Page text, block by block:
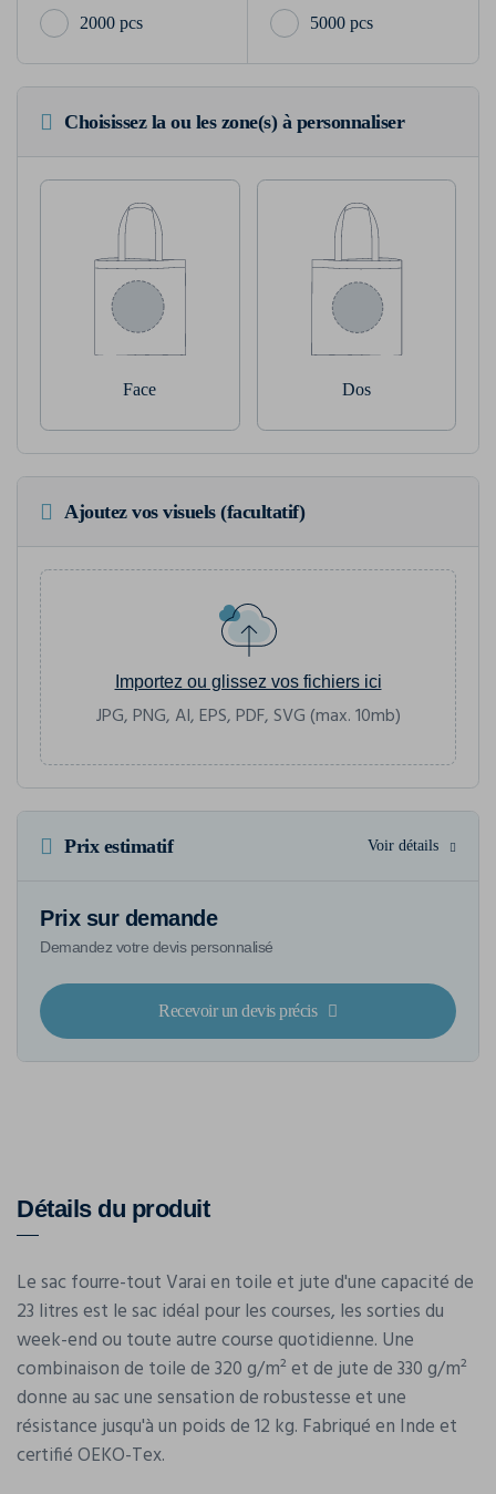
2000 pcs 5000 pcs
Choisissez la ou les zone(s) à personnaliser
Face Dos
Ajoutez vos visuels (facultatif)
Importez ou glissez vos fichiers ici
JPG, PNG, AI, EPS, PDF, SVG (max. 10mb)
Prix estimatif Voir détails
Prix sur demande
Demandez votre devis personnalisé
Recevoir un devis précis
Détails du produit
Le sac fourre-tout Varai en toile et jute d'une capacité de
23 litres est le sac idéal pour les courses, les sorties du
week-end ou toute autre course quotidienne. Une
combinaison de toile de 320 g/m² et de jute de 330 g/m²
donne au sac une sensation de robustesse et une
résistance jusqu'à un poids de 12 kg. Fabriqué en Inde et
certifié OEKO-Tex.